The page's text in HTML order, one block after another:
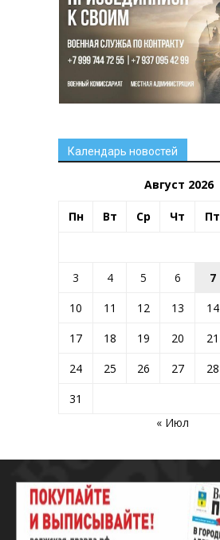
Календарь новостей
Август 2026
Пн Вт Ср Чт Пт
3
4 5 6 7
10
11 12 13 14
17
18 19 20 21
24
25 26 27 28
31
« Июл